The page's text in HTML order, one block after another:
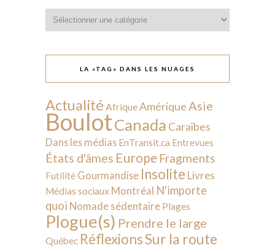
LA «TAG» DANS LES NUAGES
Actualité AfriqueAmérique Asie
BoulotCanada Caraïbes
Dans les médias EnTransit.ca Entrevues
États d'âmes Europe Fragments
Futilité Gourmandise Insolite Livres
Médias sociaux Montréal N'importe
quoi Nomade sédentaire Plages
Plogue(s) Prendre le large
Québec RéflexionsSur la route